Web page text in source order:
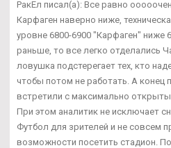
РакЕл писал(а): Все равно
Карфаген наверно ниже,
уровне 6800-6900 "Карфаген" ниже
раньше, то все легко отделались
ловушка подстерегает тех, кто
чтобы потом не работать. А конец
встретили с максимально
При этом аналитик не исключает
Футбол для зрителей и не совсем
возможности посетить стадион.